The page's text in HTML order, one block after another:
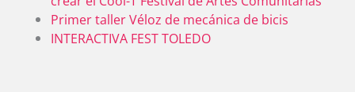
Primer taller Véloz de mecánica de bicis
INTERACTIVA FEST TOLEDO